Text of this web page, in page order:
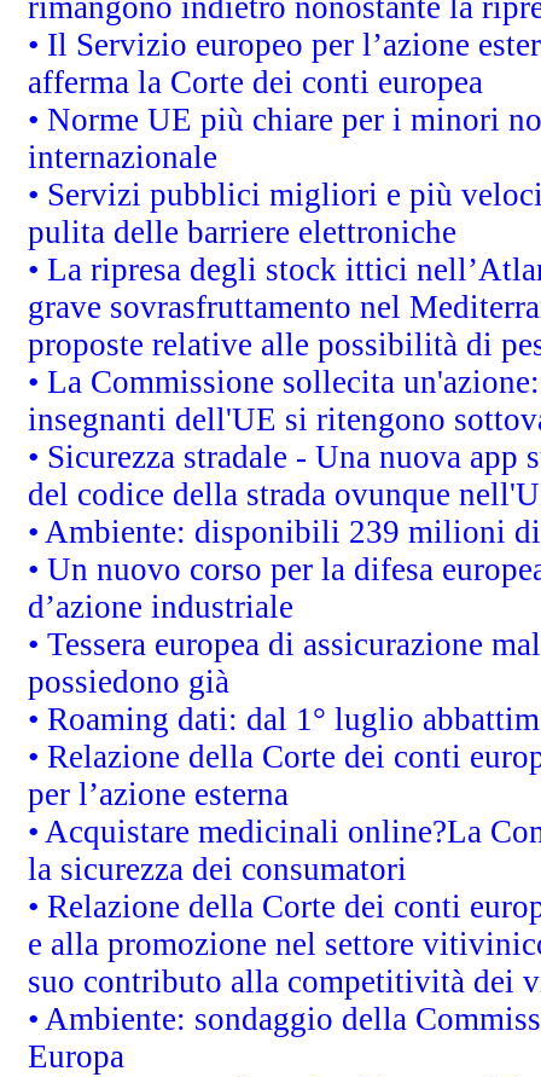
rimangono indietro nonostante la
• Il Servizio europeo per l’azione
afferma la Corte dei conti europea
• Norme UE più chiare per i minori
internazionale
• Servizi pubblici migliori e più
pulita delle barriere elettroniche
• La ripresa degli stock ittici
grave sovrasfruttamento nel
proposte relative alle possibilità di
• La Commissione sollecita
insegnanti dell'UE si ritengono
• Sicurezza stradale - Una nuova
del codice della strada ovunque
• Ambiente: disponibili 239 milioni
• Un nuovo corso per la difesa
d’azione industriale
• Tessera europea di assicurazione
possiedono già
• Roaming dati: dal 1° luglio
• Relazione della Corte dei conti
per l’azione esterna
• Acquistare medicinali online?La
la sicurezza dei consumatori
• Relazione della Corte dei conti
e alla promozione nel settore
suo contributo alla competitività dei
• Ambiente: sondaggio della
Europa